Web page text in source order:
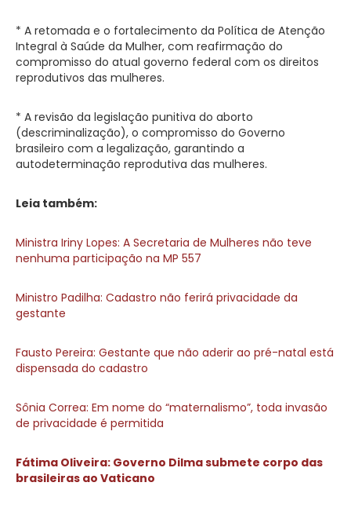
* A retomada e o fortalecimento da Política de Atenção
Integral à Saúde da Mulher, com reafirmação do
compromisso do atual governo federal com os direitos
reprodutivos das mulheres.
* A revisão da legislação punitiva do aborto
(descriminalização), o compromisso do Governo
brasileiro com a legalização, garantindo a
autodeterminação reprodutiva das mulheres.
Leia também:
Ministra Iriny Lopes: A Secretaria de Mulheres não teve
nenhuma participação na MP 557
Ministro Padilha: Cadastro não ferirá privacidade da
gestante
Fausto Pereira: Gestante que não aderir ao pré-natal está
dispensada do cadastro
Sônia Correa: Em nome do “maternalismo”, toda invasão
de privacidade é permitida
Fátima Oliveira: Governo Dilma submete corpo das
brasileiras ao Vaticano